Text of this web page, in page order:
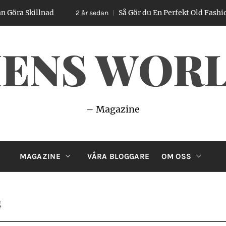
2 år sedan Så Gör du En Perfekt Old Fashioned –
– Magazine
MAGAZINE VÅRA BLOGGARE OM OSS